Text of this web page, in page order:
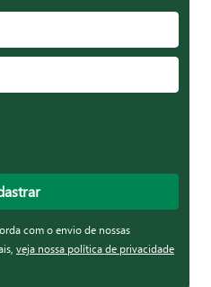
com o envio de nossas
veja nossa política de privacidade